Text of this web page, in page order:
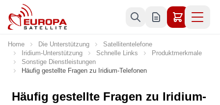
Skip to Content
Home Die Unterstützung
Satellitentelefone
Iridium-Unterstützung
Schnelle Links
Produktmerkmale
Sonstige Dienstleistungen
Häufig gestellte Fragen zu Iridium-Telefonen
Häufig gestellte Fragen zu Iridium-